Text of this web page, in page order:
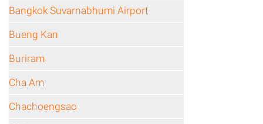
Bangkok Suvarnabhumi Airport
Bueng Kan
Buriram
Cha Am
Chachoengsao